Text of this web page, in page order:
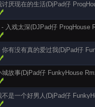
讨厌现在的生活(DjPad仔
- 入戏太深(DJPad仔 ProgHouse
城故事(DjPad仔 FunkyHouse
不是一个好男人(DjPad仔